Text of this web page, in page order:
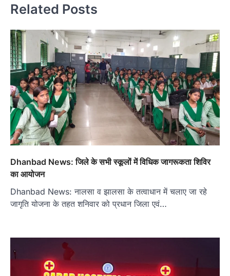
Related Posts
Dhanbad News: जिले के सभी स्कूलों में विधिक जागरूकता शिविर
का आयोजन
Dhanbad News: नालसा व झालसा के तत्वाधान में चलाए जा रहे
जागृति योजना के तहत शनिवार को प्रधान जिला एवं…